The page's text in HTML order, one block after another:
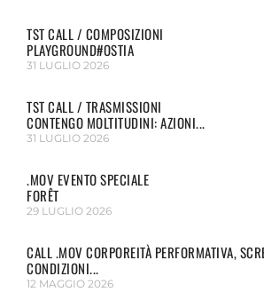
TST CALL / COMPOSIZIONI
PLAYGROUND#OSTIA
31 LUGLIO 2026
TST CALL / TRASMISSIONI
CONTENGO MOLTITUDINI: AZIONI...
31 LUGLIO 2026
.MOV EVENTO SPECIALE
FORÊT
29 LUGLIO 2026
CALL .MOV CORPOREITÀ PERFORMATIVA,
CONDIZIONI...
12 MAGGIO 2026